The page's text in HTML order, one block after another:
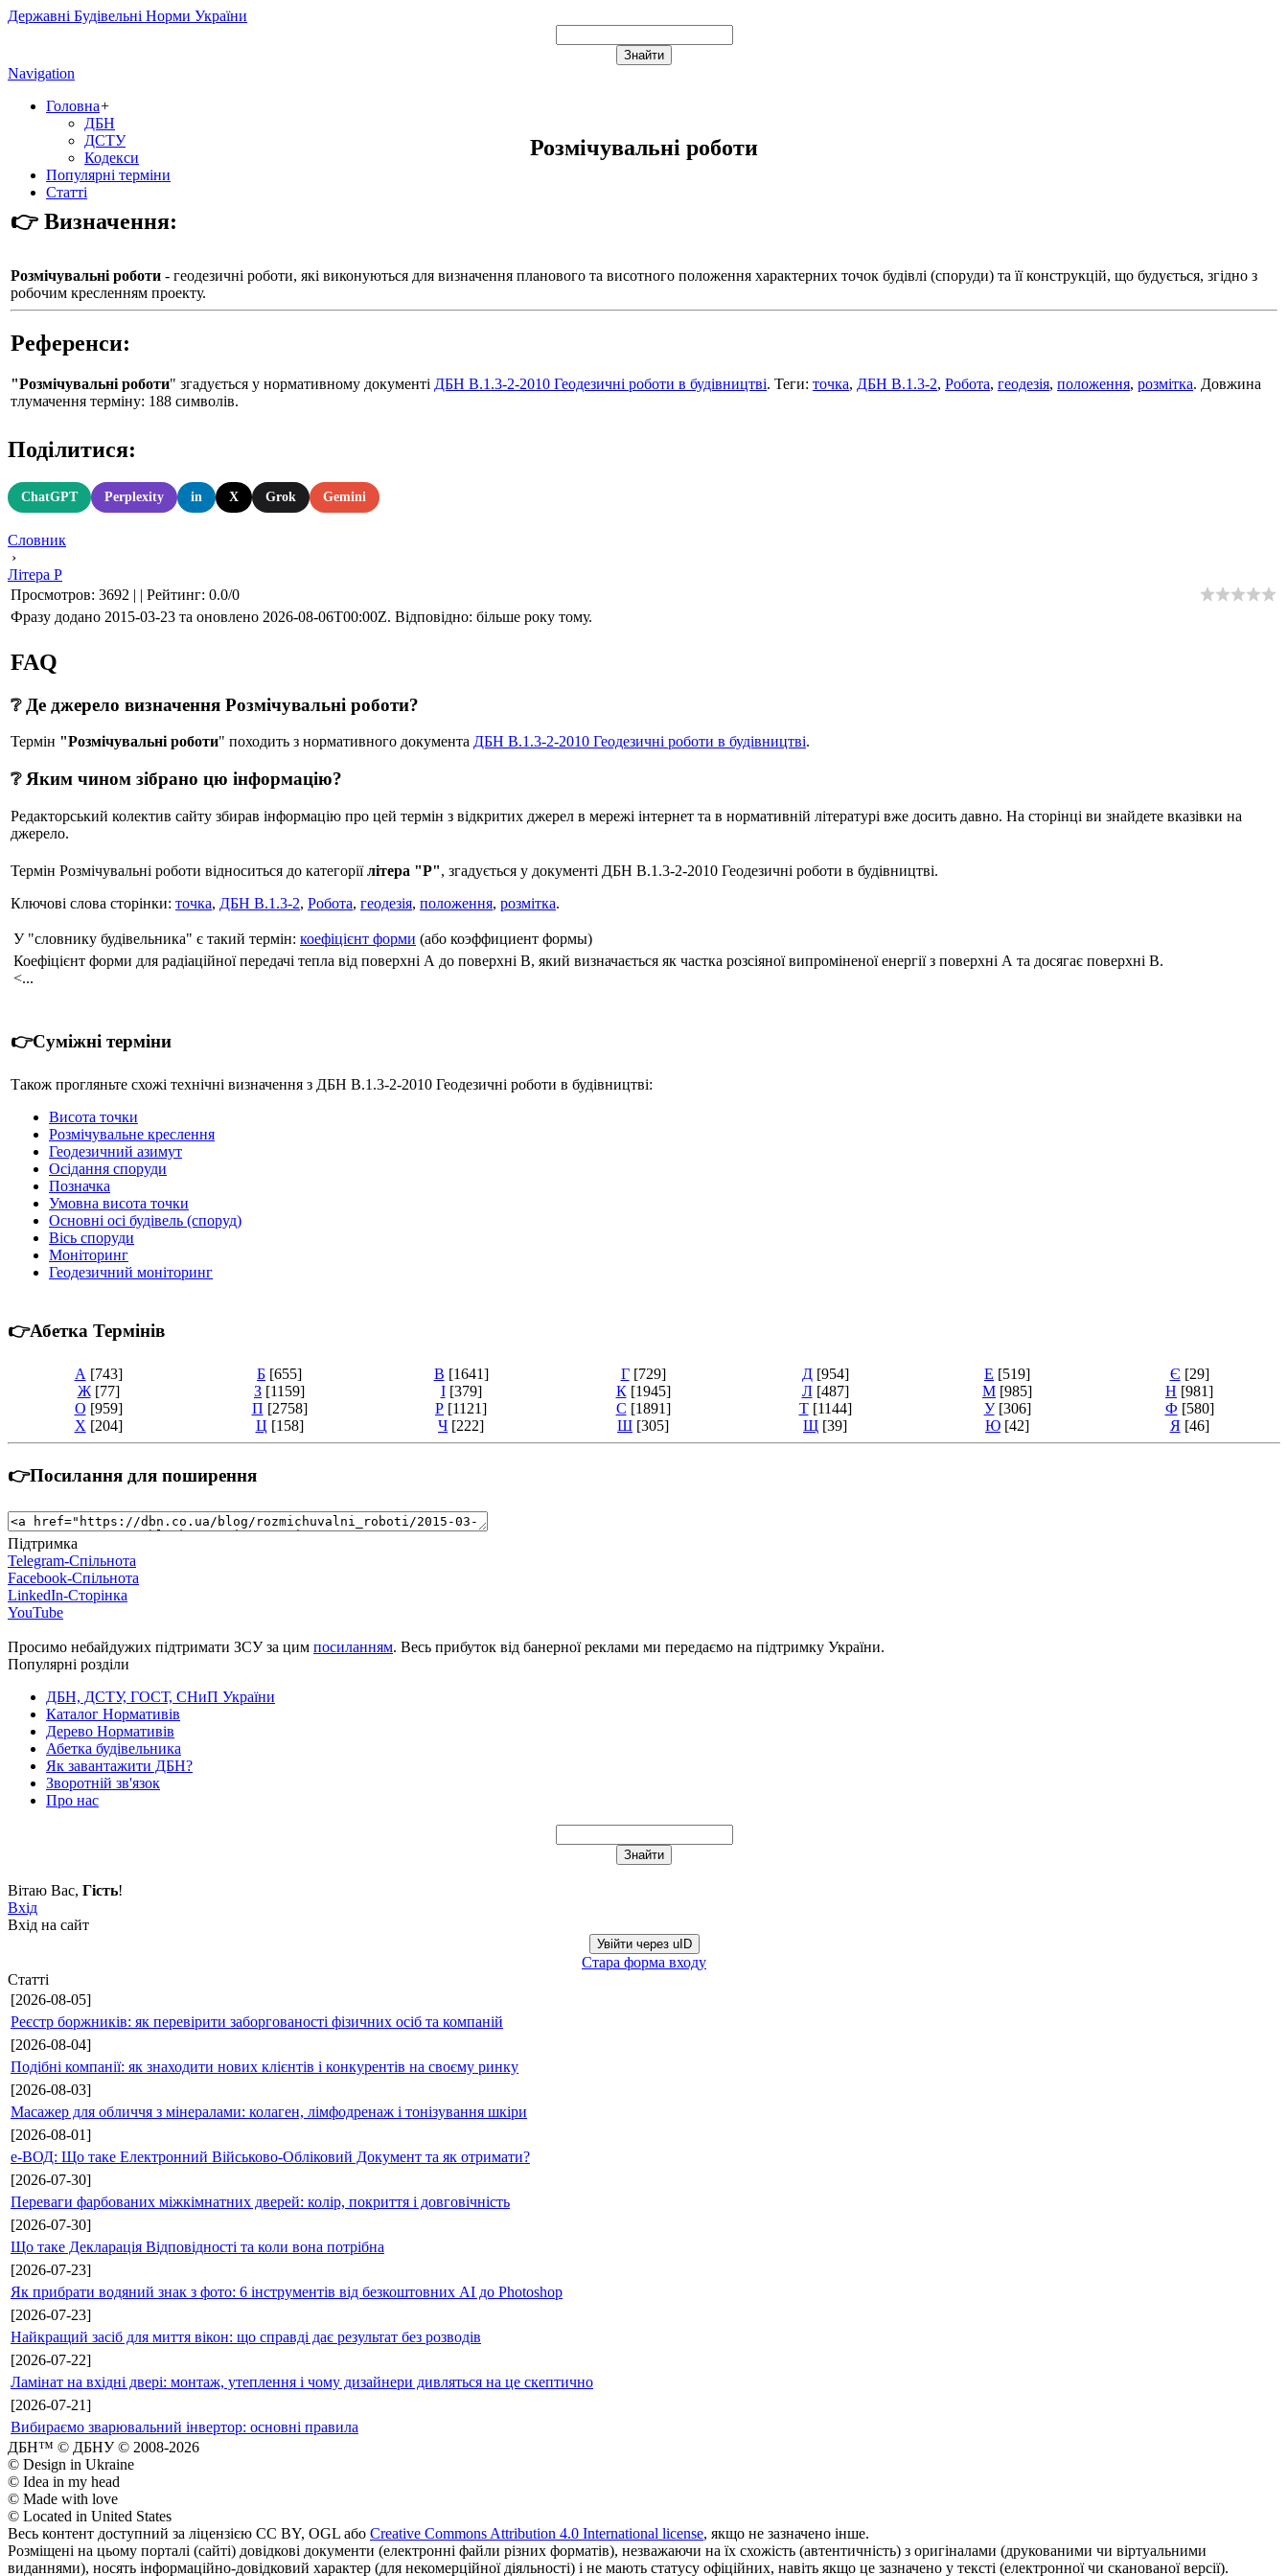
Державні Будівельні Норми України
Navigation
Головна+
ДБН
ДСТУ
Кодекси
Популярні терміни
Статті
Розмічувальні роботи
👉 Визначення:
Розмічувальні роботи - геодезичні роботи, які виконуються для визначення планового та висотного положення характерних точок будівлі (споруди) та її конструкцій, що будується, згідно з
робочим кресленням проекту.
Референси:
"Розмічувальні роботи" згадується у нормативному документі ДБН В.1.3-2-2010 Геодезичні роботи в будівництві. Теги: точка, ДБН В.1.3-2, Робота, геодезія, положення, розмітка. Довжина
тлумачення терміну: 188 символів.
Поділитися:
ChatGPT Perplexity in X Grok Gemini
Словник
›
Літера Р
Просмотров: 3692 | | Рейтинг: 0.0/0
Фразу додано 2015-03-23 та оновлено 2026-08-06T00:00Z. Відповідно: більше року тому.
FAQ
❔ Де джерело визначення Розмічувальні роботи?
Термін "Розмічувальні роботи" походить з нормативного документа ДБН В.1.3-2-2010 Геодезичні роботи в будівництві.
❔ Яким чином зібрано цю інформацію?
Редакторський колектив сайту збирав інформацію про цей термін з відкритих джерел в мережі інтернет та в нормативній літературі вже досить давно. На сторінці ви знайдете вказівки на
джерело.
Термін Розмічувальні роботи відноситься до категоріїлітера "Р", згадується у документі ДБН В.1.3-2-2010 Геодезичні роботи в будівництві.
Ключові слова сторінки: точка, ДБН В.1.3-2, Робота, геодезія, положення, розмітка.
У "словнику будівельника" є такий термін: коефіцієнт форми (або коэффициент формы)
Коефіцієнт форми для радіаційної передачі тепла від поверхні А до поверхні В, який визначається як частка розсіяної випроміненої енергії з поверхні А та досягає поверхні В.
<...
👉Суміжні терміни
Також прогляньте схожі технічні визначення з ДБН В.1.3-2-2010 Геодезичні роботи в будівництві:
Висота точки
Розмічувальне креслення
Геодезичний азимут
Осідання споруди
Позначка
Умовна висота точки
Основні осі будівель (споруд)
Вісь споруди
Моніторинг
Геодезичний моніторинг
👉Абетка Термінів
А [743] Б [655] В [1641] Г [729] Д [954] Е [519] Є [29]
Ж [77] З [1159] І [379] К [1945] Л [487] М [985] Н [981]
О [959] П [2758] Р [1121] С [1891] Т [1144] У [306] Ф [580]
Х [204] Ц [158] Ч [222] Ш [305] Щ [39] Ю [42] Я [46]
👉Посилання для поширення
Підтримка
Telegram-Спільнота
Facebook-Спільнота
LinkedIn-Сторінка
YouTube
Просимо небайдужих підтримати ЗСУ за цим посиланням. Весь прибуток від банерної реклами ми передаємо на підтримку України.
Популярні розділи
ДБН, ДСТУ, ГОСТ, СНиП України
Каталог Нормативів
Дерево Нормативів
Абетка будівельника
Як завантажити ДБН?
Зворотній зв'язок
Про нас
Вітаю Вас, Гість!
Вхід
Вхід на сайт
Увійти через uID
Стара форма входу
Статті
[2026-08-05]
Реєстр боржників: як перевірити заборгованості фізичних осіб та компаній
[2026-08-04]
Подібні компанії: як знаходити нових клієнтів і конкурентів на своєму ринку
[2026-08-03]
Масажер для обличчя з мінералами: колаген, лімфодренаж і тонізування шкіри
[2026-08-01]
е-ВОД: Що таке Електронний Військово-Обліковий Документ та як отримати?
[2026-07-30]
Переваги фарбованих міжкімнатних дверей: колір, покриття і довговічність
[2026-07-30]
Що таке Декларація Відповідності та коли вона потрібна
[2026-07-23]
Як прибрати водяний знак з фото: 6 інструментів від безкоштовних AI до Photoshop
[2026-07-23]
Найкращий засіб для миття вікон: що справді дає результат без розводів
[2026-07-22]
Ламінат на вхідні двері: монтаж, утеплення і чому дизайнери дивляться на це скептично
[2026-07-21]
Вибираємо зварювальний інвертор: основні правила
ДБН™ © ДБНУ © 2008-2026
© Design in Ukraine
© Idea in my head
© Made with love
© Located in United States
Весь контент доступний за ліцензією CC BY, OGL або Creative Commons Attribution 4.0 International license, якщо не зазначено інше.
Розміщені на цьому порталі (сайті) довідкові документи (електронні файли різних форматів), незважаючи на їх схожість (автентичність) з оригіналами (друкованими чи віртуальними
виданнями), носять інформаційно-довідковий характер (для некомерційної діяльності) і не мають статусу офіційних, навіть якщо це зазначено у тексті (електронної чи сканованої версії).